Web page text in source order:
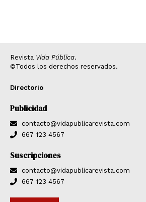
Revista Vida Pública.
©Todos los derechos reservados.
Directorio
Publicidad
contacto@vidapublicarevista.com
667 123 4567
Suscripciones
contacto@vidapublicarevista.com
667 123 4567